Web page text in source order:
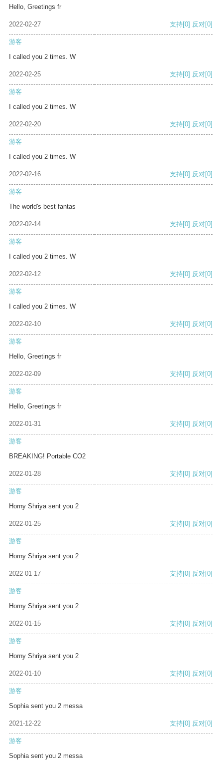
Hello, Greetings fr
2022-02-27 支持[0] 反对[0]
游客
I called you 2 times. W
2022-02-25 支持[0] 反对[0]
游客
I called you 2 times. W
2022-02-20 支持[0] 反对[0]
游客
I called you 2 times. W
2022-02-16 支持[0] 反对[0]
游客
The world's best fantas
2022-02-14 支持[0] 反对[0]
游客
I called you 2 times. W
2022-02-12 支持[0] 反对[0]
游客
I called you 2 times. W
2022-02-10 支持[0] 反对[0]
游客
Hello, Greetings fr
2022-02-09 支持[0] 反对[0]
游客
Hello, Greetings fr
2022-01-31 支持[0] 反对[0]
游客
BREAKING! Portable CO2
2022-01-28 支持[0] 反对[0]
游客
Horny Shriya sent you 2
2022-01-25 支持[0] 反对[0]
游客
Horny Shriya sent you 2
2022-01-17 支持[0] 反对[0]
游客
Horny Shriya sent you 2
2022-01-15 支持[0] 反对[0]
游客
Horny Shriya sent you 2
2022-01-10 支持[0] 反对[0]
游客
Sophia sent you 2 messa
2021-12-22 支持[0] 反对[0]
游客
Sophia sent you 2 messa